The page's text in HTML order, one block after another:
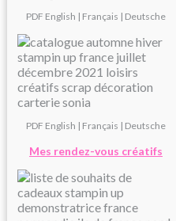
PDF English | Français | Deutsche
PDF English | Français | Deutsche
Mes rendez-vous créatifs